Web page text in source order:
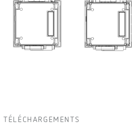
TÉLÉCHARGEMENTS